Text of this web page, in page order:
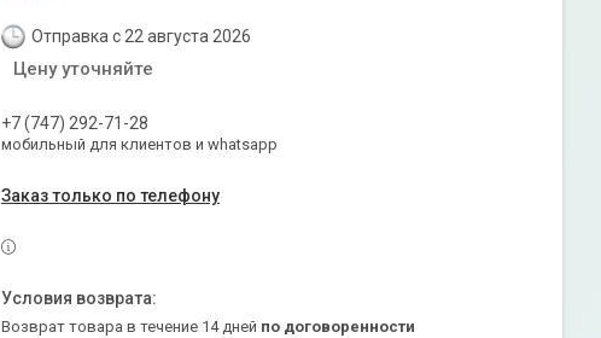
Отправка с 22 августа 2026
Цену уточняйте
+7 (747) 292-71-28
мобильный для клиентов и whatsapp
Заказ только по телефону
возврат товара в течение 14 дней по договоренности